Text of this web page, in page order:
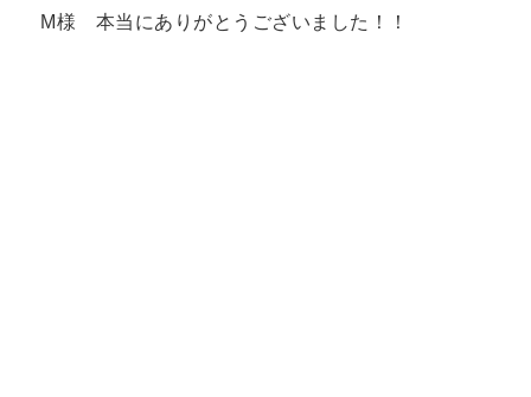
M様 本当にありがとうございました！！